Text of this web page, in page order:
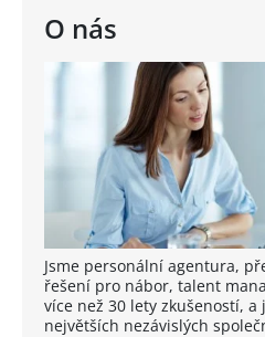
O nás
Jsme personální agentura,
řešení pro nábor, talent
více než 30 lety zkušeností,
největších nezávislých